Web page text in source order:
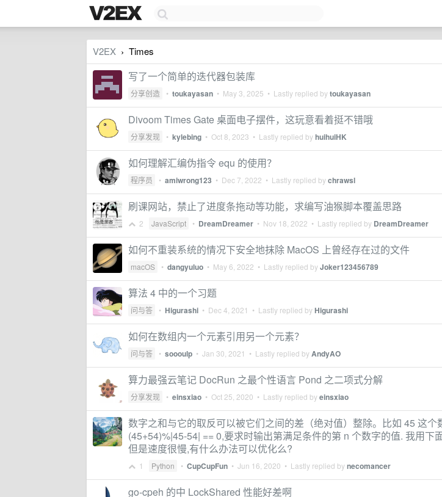
V2EX › Times
写了一个简单的迭代器包装库
分享创造 • toukayasan • May 3, 2025 • Lastly replied bytoukayasan
Divoom Times Gate 桌面电子摆件，这玩意看着挺不错哦
分享发现 • kylebing • Oct 8, 2023 • Lastly replied byhuihuiHK
如何理解汇编伪指令 equ 的使用？
程序员 • amiwrong123 • Dec 7, 2022 • Lastly replied bychrawsl
刷课网站，禁止了进度条拖动等功能，求编写油猴脚本覆盖思路
2 JavaScript • DreamDreamer • Nov 18, 2022 • Lastly replied by DreamDreamer
如何不重装系统的情况下安全地抹除 MacOS 上曾经存在过的文件
macOS • dangyuluo • May 6, 2022 • Lastly replied byJoker123456789
算法 4 中的一个习题
问与答 • Higurashi • Dec 4, 2021 • Lastly replied byHigurashi
如何在数组内一个元素引用另一个元素？
问与答 • soooulp • Jan 30, 2021 • Lastly replied byAndyAO
算力最强云笔记 DocRun 之最个性语言 Pond 之二项式分解
分享发现 • einsxiao • Oct 25, 2020 • Lastly replied byeinsxiao
数字之和与它的取反可以被它们之间的差（绝对值）整除。比如 45 这个
(45+54)%|45-54| == 0,要求时输出第满足条件的第 n 个数字的值. 我用下
但是速度很慢,有什么办法可以优化么?
1 Python • CupCupFun • Jun 16, 2020 • Lastly replied bynecomancer
go-cpeh 的中 LockShared 性能好差啊